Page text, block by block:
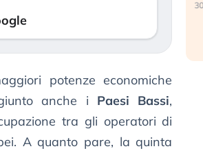
potenze economiche
anche i Paesi Bassi,
tra gli operatori di
A quanto pare, la quinta